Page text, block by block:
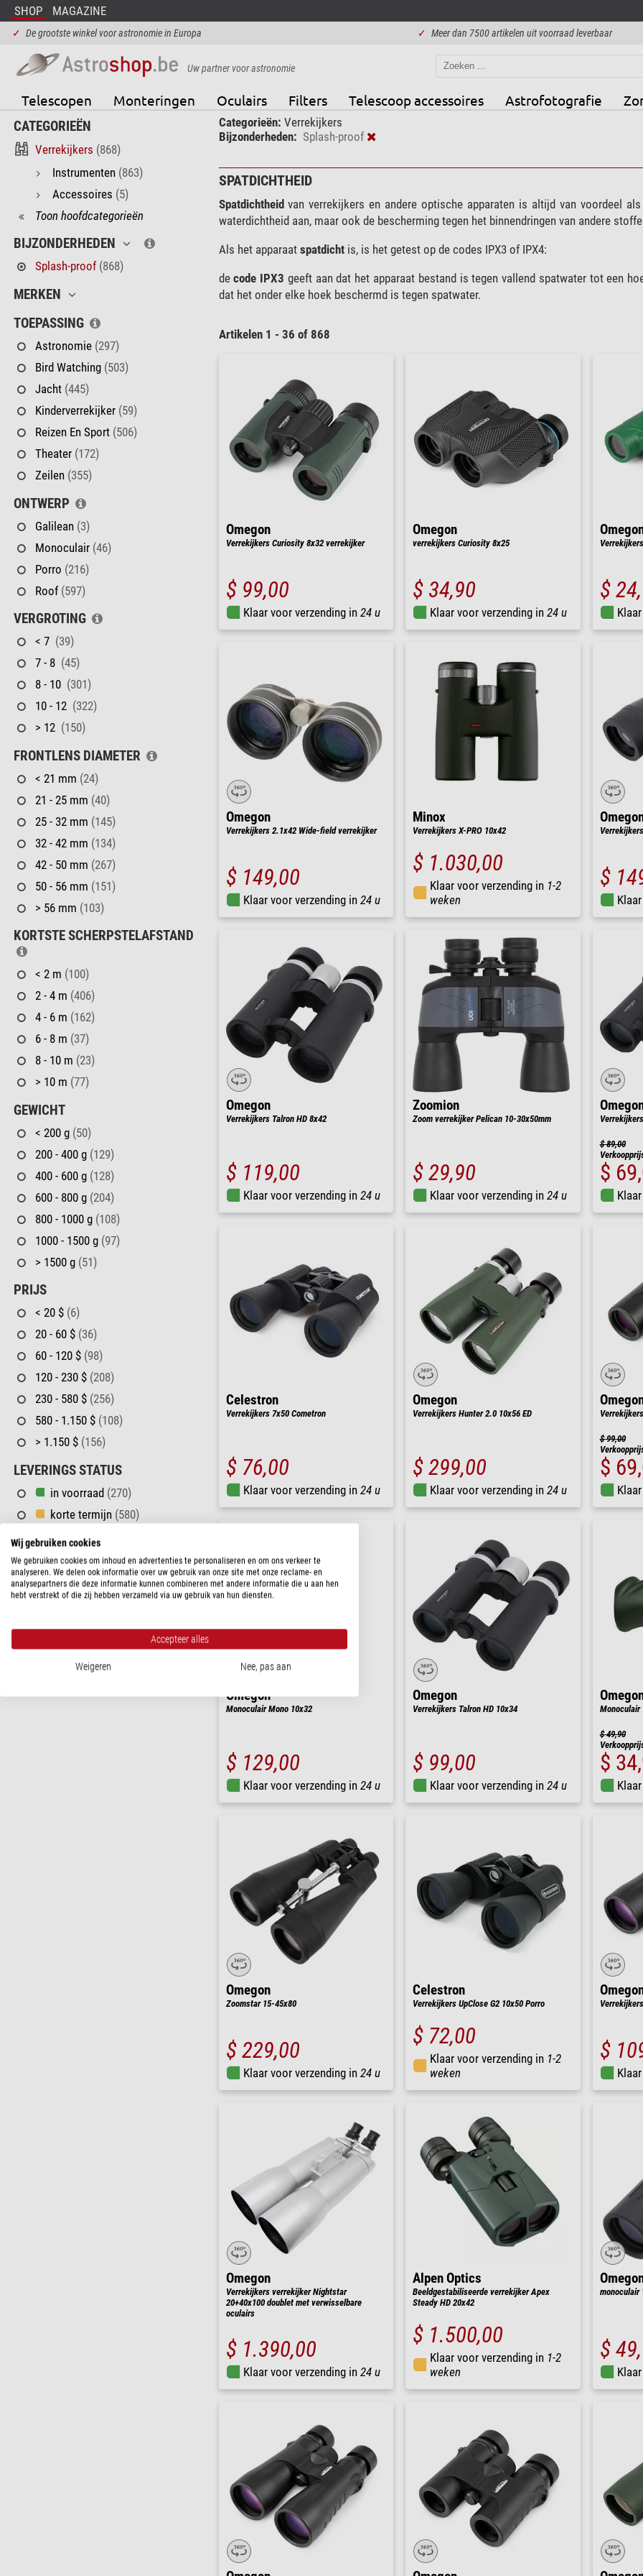
SHOP MAGAZINE
✓ De grootste winkel voor astronomie in Europa ✓ Meer dan 7500 artikelen uit voorraad leverbaar
Uw partner voor astronomie
Telescopen Monteringen Oculairs Filters Telescoop accessoires Astrofotografie
CATEGORIEËN
Verrekijkers (868)
Instrumenten (863)
Accessoires (5)
Toon hoofdcategorieën
BIJZONDERHEDEN
Splash-proof (868)
MERKEN
TOEPASSING
Astronomie (297)
Bird Watching (503)
Jacht (445)
Kinderverrekijker (59)
Reizen En Sport (506)
Theater (172)
Zeilen (355)
ONTWERP
Galilean (3)
Monoculair (46)
Porro (216)
Roof (597)
VERGROTING
< 7 (39)
7 - 8 (45)
8 - 10 (301)
10 - 12 (322)
> 12 (150)
FRONTLENS DIAMETER
< 21 mm (24)
21 - 25 mm (40)
25 - 32 mm (145)
32 - 42 mm (134)
42 - 50 mm (267)
50 - 56 mm (151)
> 56 mm (103)
KORTSTE SCHERPSTELAFSTAND
< 2 m (100)
2 - 4 m (406)
4 - 6 m (162)
6 - 8 m (37)
8 - 10 m (23)
> 10 m (77)
GEWICHT
< 200 g (50)
200 - 400 g (129)
400 - 600 g (128)
600 - 800 g (204)
800 - 1000 g (108)
1000 - 1500 g (97)
> 1500 g (51)
PRIJS
< 20 $ (6)
20 - 60 $ (36)
60 - 120 $ (98)
120 - 230 $ (208)
230 - 580 $ (256)
580 - 1.150 $ (108)
> 1.150 $ (156)
LEVERINGS STATUS
in voorraad (270)
korte termijn (580)
lange termijn
Categorieën: Verrekijkers
Bijzonderheden: Splash-proof
SPATDICHTHEID
Spatdichtheidvan verrekijkers en andere optische apparaten is altijd van voordeel
waterdichtheid aan, maar ook de bescherming tegen het binnendringen van andere
Als het apparaat spatdichtis, is het getest op de codes IPX3 of IPX4:
decode IPX3 geeft aan dat het apparaat bestand is tegen vallend spatwater tot een
dat het onder elke hoek beschermd is tegen spatwater.
Artikelen 1 - 36 of 868
Omegon
Verrekijkers Curiosity 8x32 verrekijker
$ 99,00
Klaar voor verzending in 24 u
Omegon
verrekijkers Curiosity 8x25
$ 34,90
Klaar voor verzending in 24 u
$
Omegon
Verrekijkers 2.1x42 Wide-field verrekijker
$ 149,00
Klaar voor verzending in 24 u
Minox
Verrekijkers X-PRO 10x42
$ 1.030,00
Klaar voor verzending in 1-2
weken
$
Omegon
Verrekijkers Talron HD 8x42
$ 119,00
Klaar voor verzending in 24 u
Zoomion
Zoom verrekijker Pelican 10-30x50mm
$ 29,90
Klaar voor verzending in 24 u
$ 89,00
$
Celestron
Verrekijkers 7x50 Cometron
$ 76,00
Klaar voor verzending in 24 u
Omegon
Verrekijkers Hunter 2.0 10x56 ED
$ 299,00
Klaar voor verzending in 24 u
$ 99,00
$
Omegon
Monoculair Mono 10x32
$ 129,00
Klaar voor verzending in 24 u
Omegon
Verrekijkers Talron HD 10x34
$ 99,00
Klaar voor verzending in 24 u
Monoculair
$ 49,90
$
Omegon
Zoomstar 15-45x80
$ 229,00
Klaar voor verzending in 24 u
Celestron
Verrekijkers UpClose G2 10x50 Porro
$ 72,00
Klaar voor verzending in 1-2
weken
$
Omegon
Verrekijkers verrekijker Nightstar
20+40x100 doublet met verwisselbare
oculairs
$ 1.390,00
Klaar voor verzending in 24 u
Alpen Optics
Beeldgestabiliseerde verrekijker Apex
Steady HD 20x42
$ 1.500,00
Klaar voor verzending in 1-2
weken
monoculair
$
Wij gebruiken cookies
We gebruiken cookies om inhoud en advertenties te personaliseren en om ons verkeer te
analyseren. We delen ook informatie over uw gebruik van onze site met onze reclame- en
analysepartners die deze informatie kunnen combineren met andere informatie die u aan hen
hebt verstrekt of die zij hebben verzameld via uw gebruik van hun diensten.
Accepteer alles
Weigeren Nee, pas aan